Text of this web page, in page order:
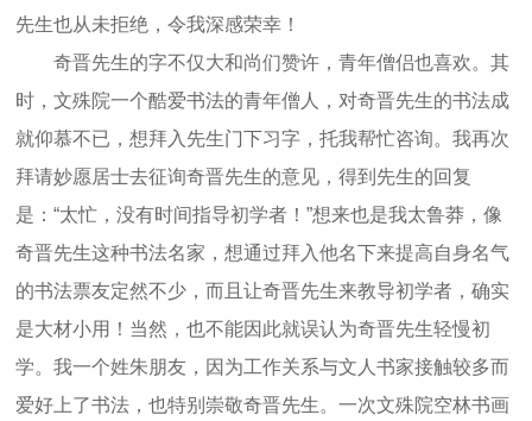
先生也从未拒绝，令我深感荣幸！
奇晋先生的字不仅大和尚们赞许，青年僧侣也喜欢。其
时，文殊院一个酷爱书法的青年僧人，对奇晋先生的书法成
就仰慕不已，想拜入先生门下习字，托我帮忙咨询。我再次
拜请妙愿居士去征询奇晋先生的意见，得到先生的回复
是：“太忙，没有时间指导初学者！”想来也是我太鲁莽，像
奇晋先生这种书法名家，想通过拜入他名下来提高自身名气
的书法票友定然不少，而且让奇晋先生来教导初学者，确实
是大材小用！当然，也不能因此就误认为奇晋先生轻慢初
学。我一个姓朱朋友，因为工作关系与文人书家接触较多而
爱好上了书法，也特别崇敬奇晋先生。一次文殊院空林书画